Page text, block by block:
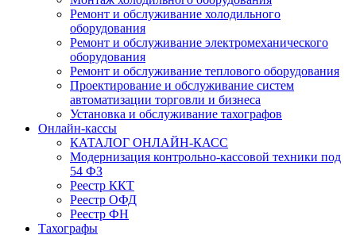
Ремонт и обслуживание холодильного
оборудования
Ремонт и обслуживание электромеханического
оборудования
Ремонт и обслуживание теплового оборудования
Проектирование и обслуживание систем
автоматизации торговли и бизнеса
Установка и обслуживание тахографов
Онлайн-кассы
КАТАЛОГ ОНЛАЙН-КАСС
Модернизация контрольно-кассовой техники под
54 ФЗ
Реестр ККТ
Реестр ОФД
Реестр ФН
Тахографы